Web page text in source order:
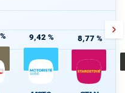
9,42 % 8,77 %